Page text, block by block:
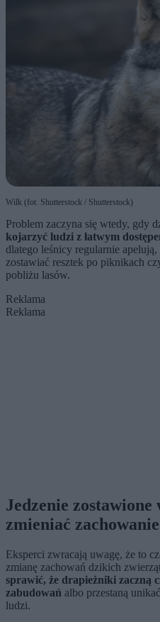
Wilk (fot. Shutterstock / Shutterstock)
Problem zaczyna się wtedy, gdy
kojarzyć ludzi z łatwym
dlatego leśnicy regularnie
zostawiać resztek po piknikach
pobliżu lasów.
Reklama
Reklama
Jedzenie zostawione
zmieniać
Eksperci zwracają uwagę, że to
zmianę zachowań dzikich
sprawić, że drapieżniki zaczną
zabudowań albo przestaną
ludzi.